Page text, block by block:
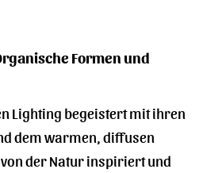
Formen und
Lighting begeistert mit ihren
dem warmen, diffusen
der Natur inspiriert und